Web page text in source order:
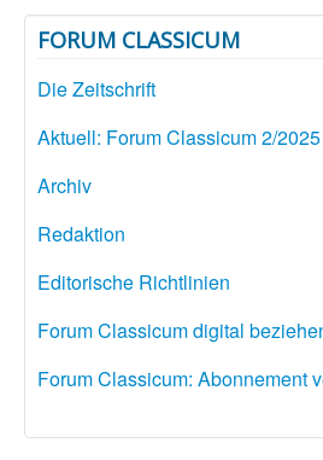
FORUM CLASSICUM
Die Zeitschrift
Aktuell: Forum Classicum 2/2025
Archiv
Redaktion
Editorische Richtlinien
Forum Classicum digital
Forum Classicum: Abonnement